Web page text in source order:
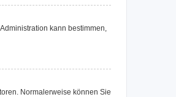
kann bestimmen,
Normalerweise können Sie